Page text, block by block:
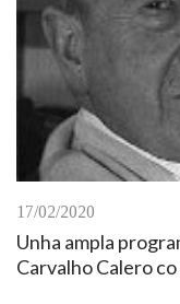
17/02/2020
Unha ampla
Carvalho Calero